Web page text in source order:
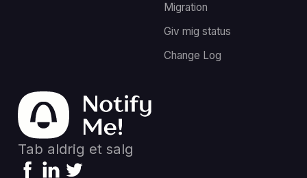
Migration
Giv mig status
Change Log
Tab aldrig et salg